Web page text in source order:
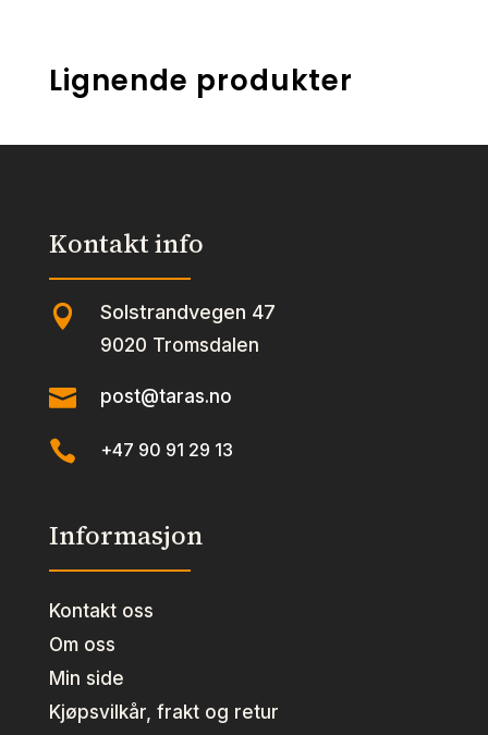
Lignende produkter
Kontakt info
 Solstrandvegen 47
9020 Tromsdalen
 post@taras.no
 +47 90 91 29 13
Informasjon
Kontakt oss
Om oss
Min side
Kjøpsvilkår, frakt og retur